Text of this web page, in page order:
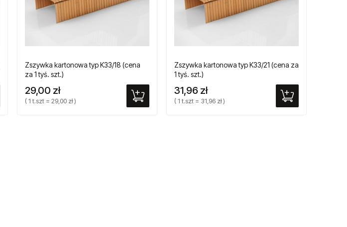
Zszywka kartonowa typ K33/18 (cena
za 1 tyś. szt.)
29,00 zł
( 1 t.szt = 29,00 zł )
Zszywka kartonowa typ K33/21 (cena za
1 tyś. szt.)
31,96 zł
( 1 t.szt = 31,96 zł )